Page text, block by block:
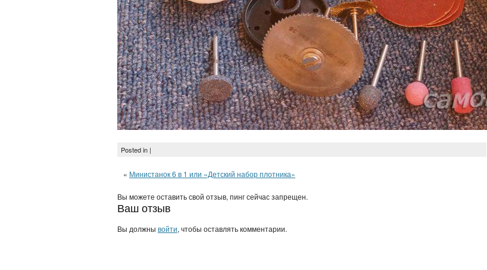
Posted in |
« Министанок 6 в 1 или «Детский набор плотника»
Вы можете оставить свой отзыв, пинг сейчас запрещен.
Ваш отзыв
Вы должны войти, чтобы оставлять комментарии.